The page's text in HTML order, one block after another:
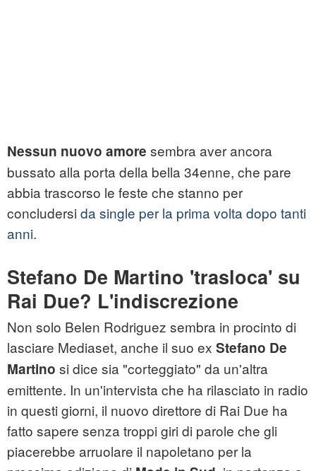
Nessun nuovo amore sembra aver ancora
bussato alla porta della bella 34enne, che pare
abbia trascorso le feste che stanno per
concludersi da single per la prima volta dopo tanti
anni.
Stefano De Martino 'trasloca' su
Rai Due? L'indiscrezione
Non solo Belen Rodriguez sembra in procinto di
lasciare Mediaset, anche il suo ex Stefano De
Martino si dice sia "corteggiato" da un'altra
emittente. In un'intervista che ha rilasciato in radio
in questi giorni, il nuovo direttore di Rai Due ha
fatto sapere senza troppi giri di parole che gli
piacerebbe arruolare il napoletano per la